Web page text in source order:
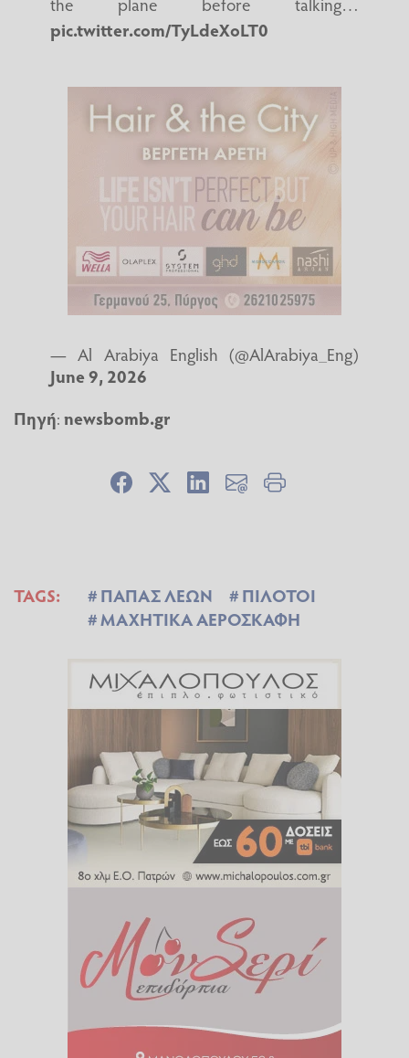
pic.twitter.com/TyLdeXoLT0
— Al Arabiya English (@AlArabiya_Eng)
June 9, 2026
Πηγή:newsbomb.gr
TAGS: ΠΑΠΑΣ ΛΕΩΝ
ΠΙΛΟΤΟΙ
ΜΑΧΗΤΙΚΑ ΑΕΡΟΣΚΑΦΗ